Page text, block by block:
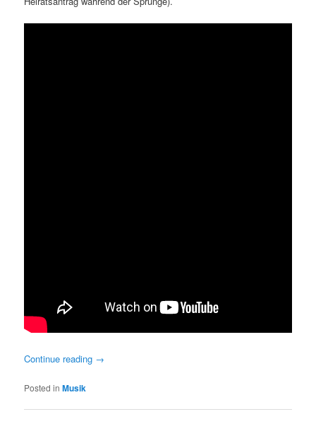
Continue reading →
Posted in Musik